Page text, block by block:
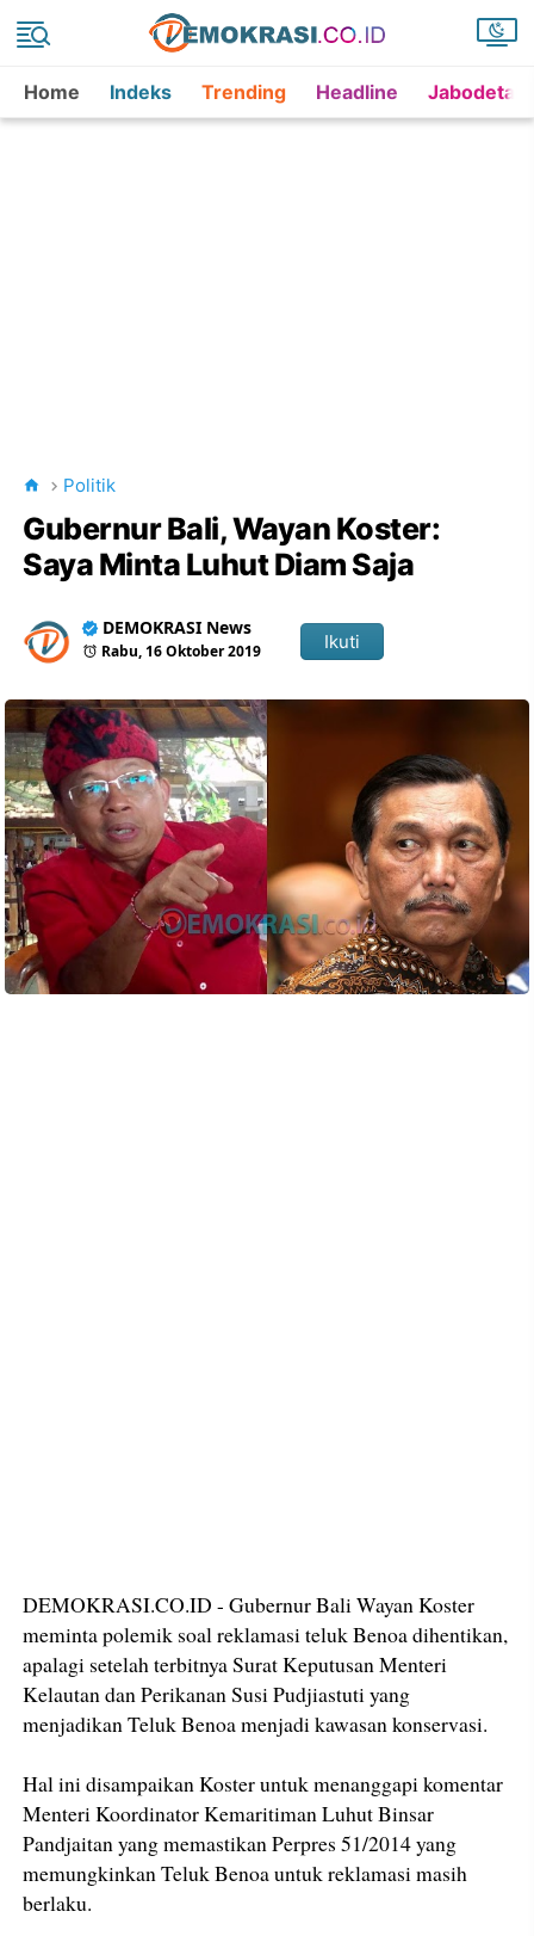
Home Indeks Trending Headline
Politik
Gubernur Bali, Wayan Koster:
Saya Minta Luhut Diam Saja
DEMOKRASI News
Rabu, 16 Oktober 2019 Ikuti
DEMOKRASI.CO.ID - Gubernur Bali Wayan Koster
meminta polemik soal reklamasi teluk Benoa dihentikan,
apalagi setelah terbitnya Surat Keputusan Menteri
Kelautan dan Perikanan Susi Pudjiastuti yang
menjadikan Teluk Benoa menjadi kawasan konservasi.
Hal ini disampaikan Koster untuk menanggapi komentar
Menteri Koordinator Kemaritiman Luhut Binsar
Pandjaitan yang memastikan Perpres 51/2014 yang
memungkinkan Teluk Benoa untuk reklamasi masih
berlaku.